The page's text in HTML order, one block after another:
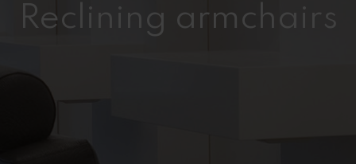
Reclining armchairs